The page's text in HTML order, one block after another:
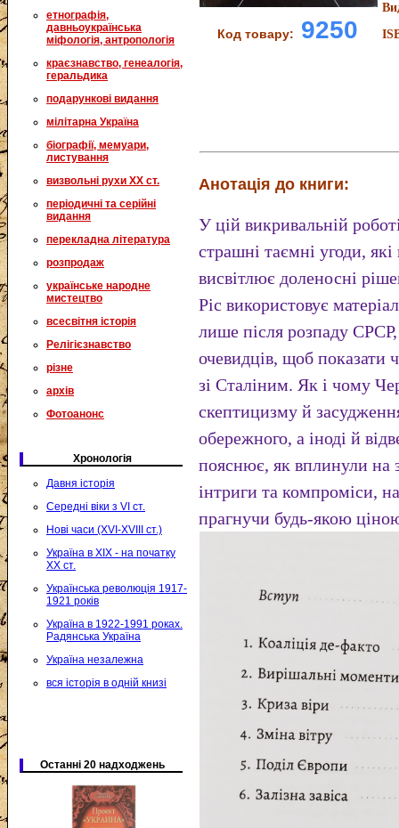
етнографія,
давньоукраїнська
міфологія, антропологія
краєзнавство, генеалогія,
геральдика
подарункові видання
мілітарна Україна
біографії, мемуари,
листування
визвольні рухи XX ст.
періодичні та серійні
видання
перекладна література
розпродаж
українське народне
мистецтво
всесвітня історія
Релігієзнавство
різне
архів
Фотоанонс
Хронологія
Давня історія
Середні віки з VI ст.
Нові часи (XVI-XVIII ст.)
Україна в XIX - на початку
XX ст.
Українська революція 1917-
1921 років
Україна в 1922-1991 роках.
Радянська Україна
Україна незалежна
вся історія в одній книзі
Останні 20 надходжень
Код товару: 9250
Анотація до книги:
У цій викривальній
страшні таємні угоди,
висвітлює доленосні
Ріс використовує
лише після розпаду
очевидців, щоб показати
зі Сталіним. Як і чому
скептицизму й
обережного, а іноді й
пояснює, як вплинули на
інтриги та компроміси,
прагнучи будь-якою